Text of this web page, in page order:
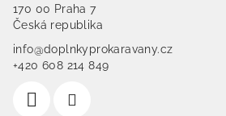
170 00 Praha 7
Česká republika
info@doplnkyprokaravany.cz
+420 608 214 849